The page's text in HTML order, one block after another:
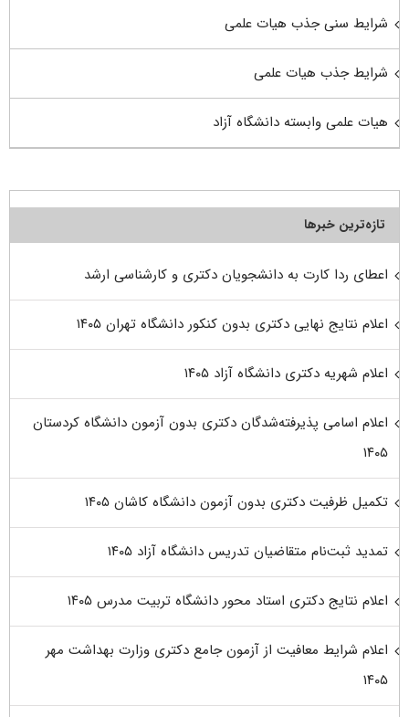
شرایط سنی جذب هیات علمی
شرایط جذب هیات علمی
هیات علمی وابسته دانشگاه آزاد
تازه‌ترین خبرها
اعطای ردا کارت به دانشجویان دکتری و کارشناسی ارشد
اعلام نتایج نهایی دکتری بدون کنکور دانشگاه تهران ۱۴۰۵
اعلام شهریه دکتری دانشگاه آزاد ۱۴۰۵
اعلام اسامی پذیرفته‌شدگان دکتری بدون آزمون دانشگاه کردستان
۱۴۰۵
تکمیل ظرفیت دکتری بدون آزمون دانشگاه کاشان ۱۴۰۵
تمدید ثبت‌نام متقاضیان تدریس دانشگاه آزاد ۱۴۰۵
اعلام نتایج دکتری استاد محور دانشگاه تربیت مدرس ۱۴۰۵
اعلام شرایط معافیت از آزمون جامع دکتری وزارت بهداشت مهر
۱۴۰۵